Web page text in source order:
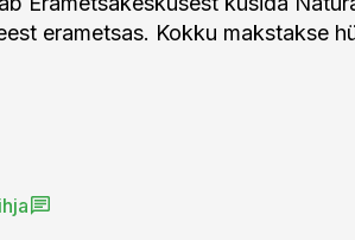
erametsas. Kokku makstakse